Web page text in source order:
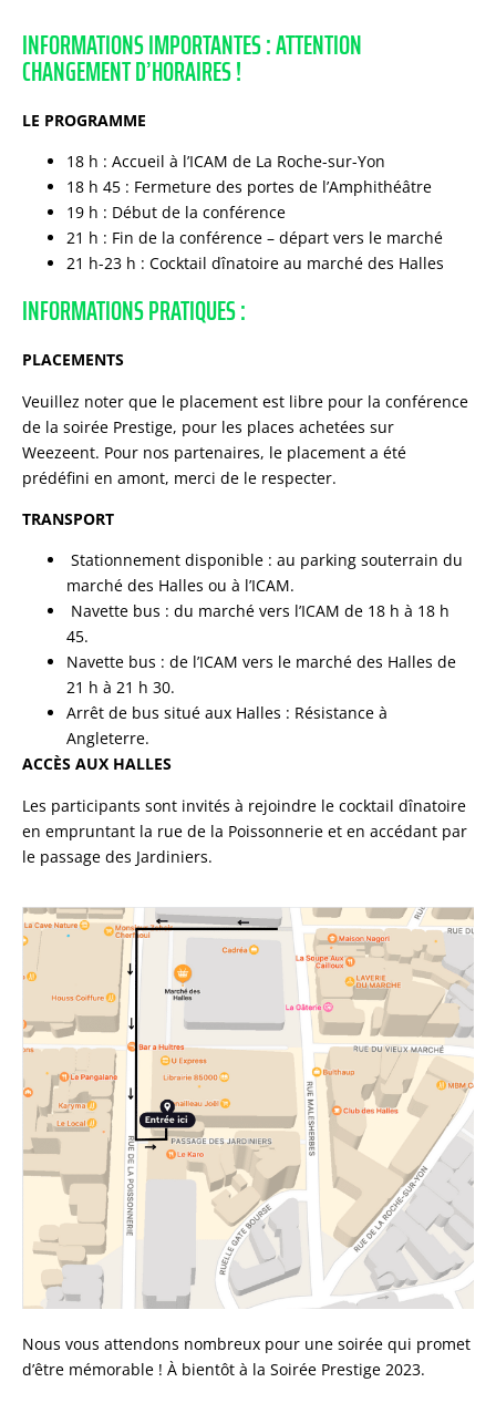
INFORMATIONS IMPORTANTES : ATTENTION
CHANGEMENT D’HORAIRES !
LE PROGRAMME
18 h : Accueil à l’ICAM de La Roche-sur-Yon
18 h 45 : Fermeture des portes de l’Amphithéâtre
19 h : Début de la conférence
21 h : Fin de la conférence – départ vers le marché
21 h-23 h : Cocktail dînatoire au marché des Halles
INFORMATIONS PRATIQUES :
PLACEMENTS
Veuillez noter que le placement est libre pour la conférence
de la soirée Prestige, pour les places achetées sur
Weezeent. Pour nos partenaires, le placement a été
prédéfini en amont, merci de le respecter.
TRANSPORT
Stationnement disponible : au parking souterrain du
marché des Halles ou à l’ICAM.
Navette bus : du marché vers l’ICAM de 18 h à 18 h
45.
Navette bus : de l’ICAM vers le marché des Halles de
21 h à 21 h 30.
Arrêt de bus situé aux Halles : Résistance à
Angleterre.
ACCÈS AUX HALLES
Les participants sont invités à rejoindre le cocktail dînatoire
en empruntant la rue de la Poissonnerie et en accédant par
le passage des Jardiniers.
Nous vous attendons nombreux pour une soirée qui promet
d’être mémorable ! À bientôt à la Soirée Prestige 2023.